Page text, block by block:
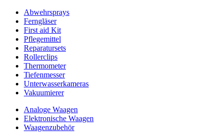
Abwehrsprays
Ferngläser
First aid Kit
Pflegemittel
Reparatursets
Rollerclips
Thermometer
Tiefenmesser
Unterwasserkameras
Vakuumierer
Analoge Waagen
Elektronische Waagen
Waagenzubehör